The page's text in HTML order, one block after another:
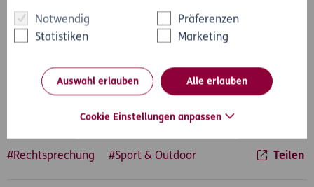
Notwendig
Präferenzen
Statistiken
Marketing
Auswahl erlauben Alle erlauben
Cookie Einstellungen anpassen
er seinen Verpflichtungen nachgekommen ist.
vorgenommen.
#Rechtsprechung #Sport & Outdoor Teilen